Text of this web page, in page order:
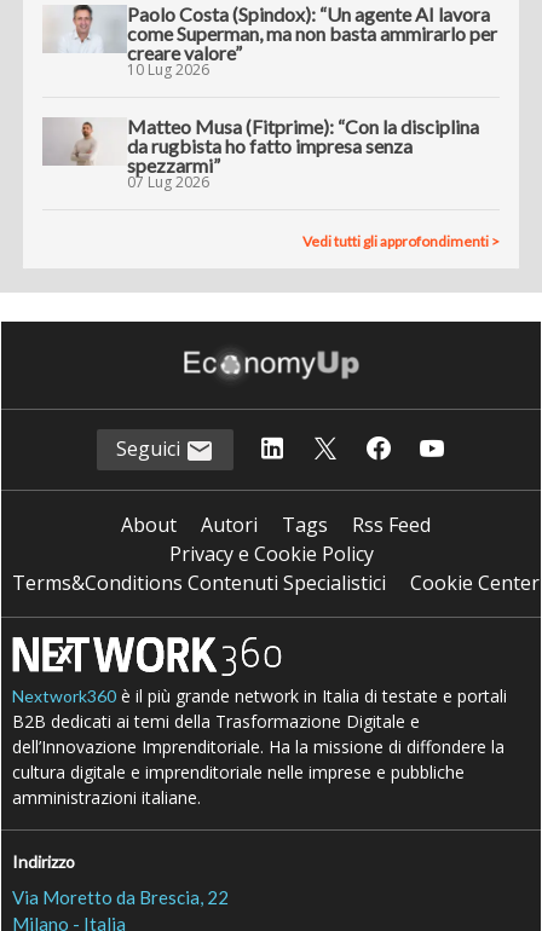
Paolo Costa (Spindox): “Un agente AI lavora
come Superman, ma non basta ammirarlo per
creare valore”
10 Lug 2026
Matteo Musa (Fitprime): “Con la disciplina
da rugbista ho fatto impresa senza
spezzarmi”
07 Lug 2026
Vedi tutti gli approfondimenti >
Seguici
About Autori Tags
Rss Feed
Privacy e Cookie Policy
Terms&Conditions Contenuti Specialistici
Cookie Center
Nextwork360 è il più grande network in Italia di testate e portali
B2B dedicati ai temi della Trasformazione Digitale e
dell’Innovazione Imprenditoriale. Ha la missione di diffondere la
cultura digitale e imprenditoriale nelle imprese e pubbliche
amministrazioni italiane.
Indirizzo
Via Moretto da Brescia, 22
Milano - Italia